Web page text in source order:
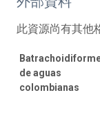
此資源尚有其他
de aguas
colombianas